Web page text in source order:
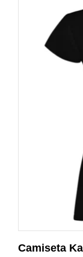
Camiseta